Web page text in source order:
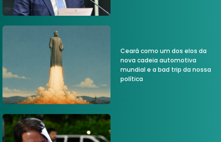
Ceará como um dos elos da
nova cadeia automotiva
mundial e a bad trip da nossa
política